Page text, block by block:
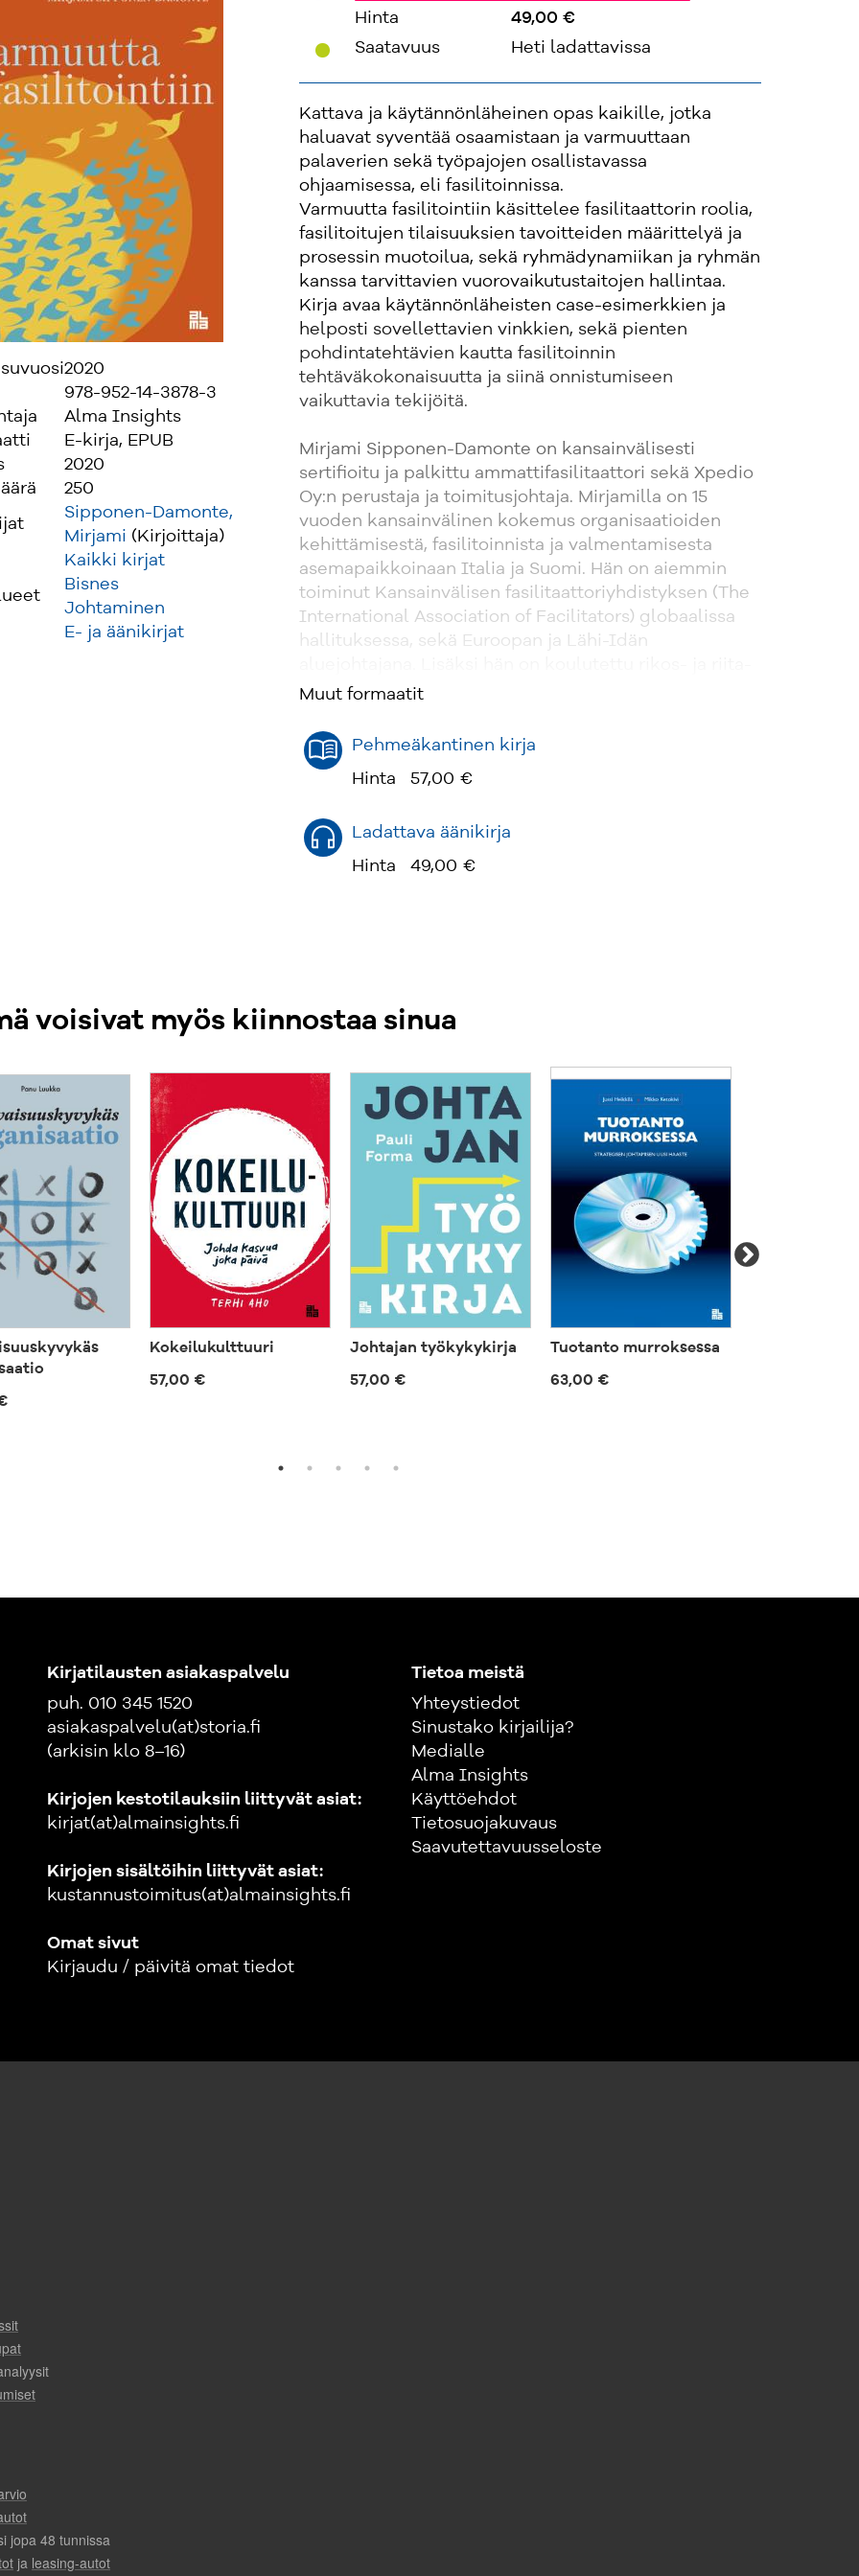
2020
978-952-14-3878-3
Alma Insights
E-kirja, EPUB
2020
250
Sipponen-Damonte,
Mirjami (Kirjoittaja)
Kaikki kirjat
Bisnes
Johtaminen
E- ja äänikirjat
Hinta
49,00 €
Saatavuus
Heti ladattavissa
Kattava ja käytännönläheinen opas kaikille, jotka
haluavat syventää osaamistaan ja varmuuttaan
palaverien sekä työpajojen osallistavassa
ohjaamisessa, eli fasilitoinnissa.
Varmuutta fasilitointiin käsittelee fasilitaattorin roolia,
fasilitoitujen tilaisuuksien tavoitteiden määrittelyä ja
prosessin muotoilua, sekä ryhmädynamiikan ja ryhmän
kanssa tarvittavien vuorovaikutustaitojen hallintaa.
Kirja avaa käytännönläheisten case-esimerkkien ja
helposti sovellettavien vinkkien, sekä pienten
pohdintatehtävien kautta fasilitoinnin
tehtäväkokonaisuutta ja siinä onnistumiseen
vaikuttavia tekijöitä.
Mirjami Sipponen-Damonte on kansainvälisesti
sertifioitu ja palkittu ammattifasilitaattori sekä Xpedio
Oy:n perustaja ja toimitusjohtaja. Mirjamilla on 15
vuoden kansainvälinen kokemus organisaatioiden
kehittämisestä, fasilitoinnista ja valmentamisesta
asemapaikkoinaan Italia ja Suomi. Hän on aiemmin
toiminut Kansainvälisen fasilitaattoriyhdistyksen (The
International Association of Facilitators) globaalissa
hallituksessa, sekä Euroopan ja Lähi-Idän
asioiden sovittelija.
Muut formaatit
Pehmeäkantinen kirja
Hinta
57,00 €
Ladattava äänikirja
Hinta
49,00 €
voisivat myös kiinnostaa sinua
Kokeilukulttuuri
57,00 €
Johtajan työkykykirja
57,00 €
Tuotanto murroksessa
63,00 €
Kirjatilausten asiakaspalvelu
puh. 010 345 1520
asiakaspalvelu(at)storia.fi
(arkisin klo 8–16)
Kirjojen kestotilauksiin liittyvät asiat:
kirjat(at)almainsights.fi
Kirjojen sisältöihin liittyvät asiat:
kustannustoimitus(at)almainsights.fi
Omat sivut
Kirjaudu / päivitä omat tiedot
Tietoa meistä
Yhteystiedot
Sinustako kirjailija?
Medialle
Alma Insights
Käyttöehdot
Tietosuojakuvaus
Saavutettavuusseloste